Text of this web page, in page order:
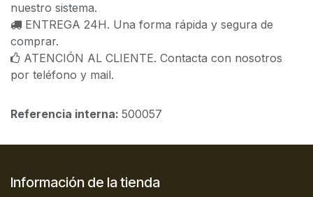
nuestro sistema.
ENTREGA 24H. Una forma rápida y segura de
comprar.
ATENCIÓN AL CLIENTE. Contacta con nosotros
por teléfono y mail.
Referencia interna: 500057
Información de la tienda